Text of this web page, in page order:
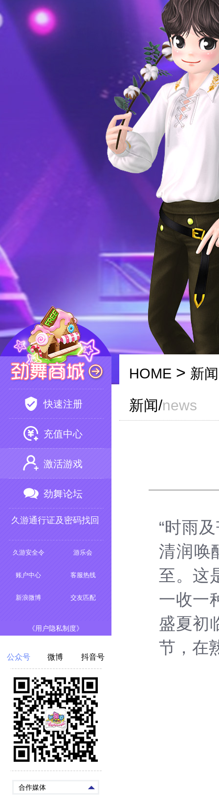
快速注册
充值中心
激活游戏
劲舞论坛
久游通行证及密码找回
久游安全令 游乐会
账户中心 客服热线
新浪微博 交友匹配
《用户隐私制度》
公众号 微博 抖音号
合作媒体
HOME > 新闻
新闻/news
“时雨
清润唤
至。这
一收一
盛夏初
节，在